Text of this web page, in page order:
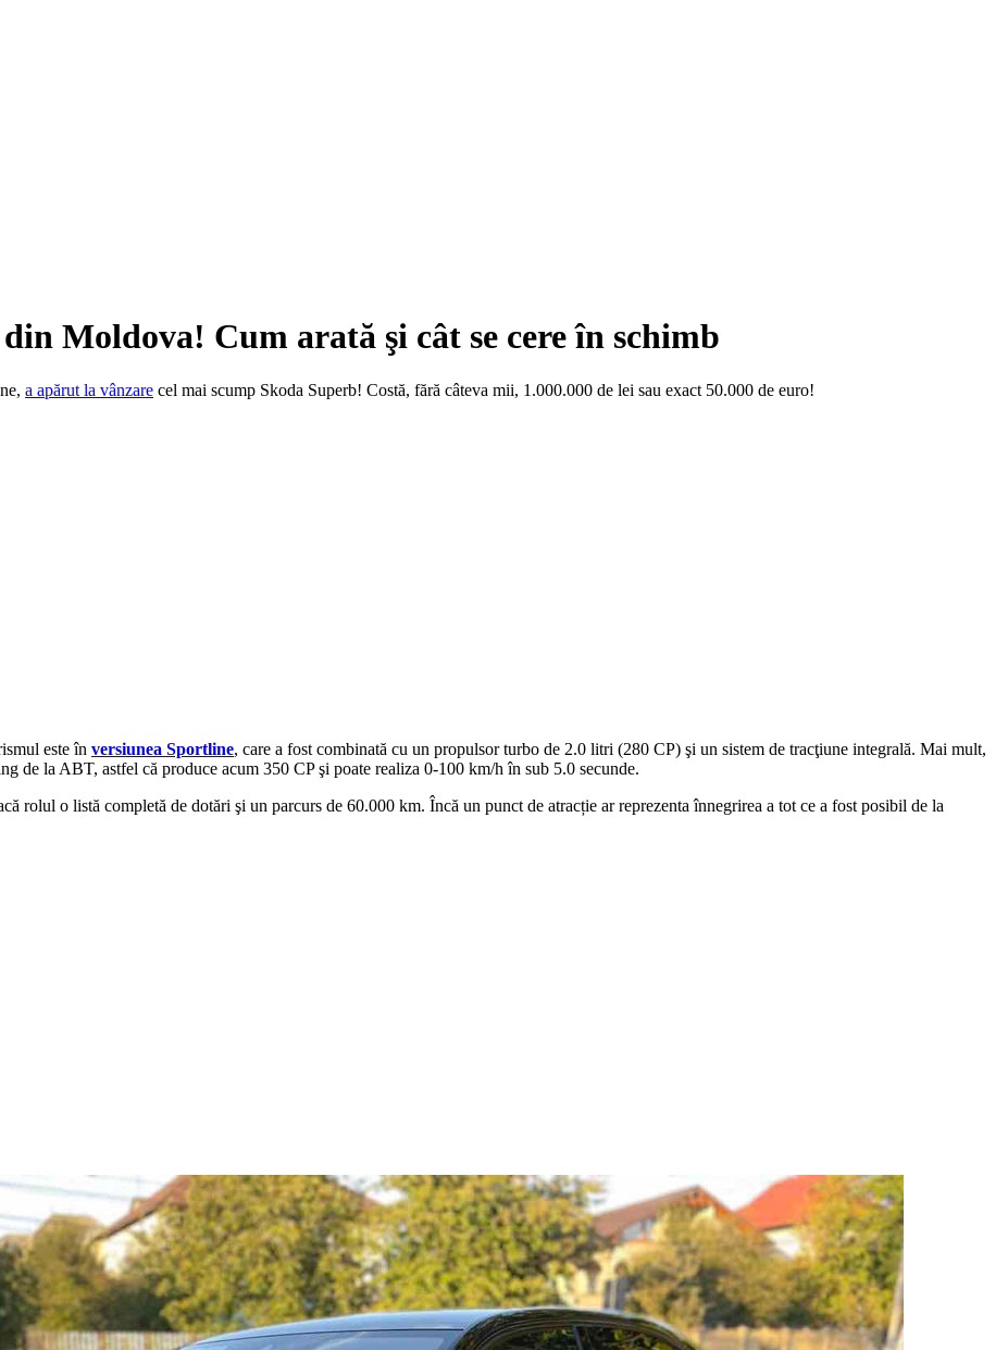
Moldova! Cum arată şi cât se cere în schimb
a apărut la vânzare cel mai scump Skoda Superb! Costă, fără câteva mii, 1.000.000 de lei sau exact 50.000 de euro!
este în versiunea Sportline, care a fost combinată cu un propulsor turbo de 2.0 litri (280 CP) şi un sistem de tracţiune integrală. Mai mult,
de la ABT, astfel că produce acum 350 CP şi poate realiza 0-100 km/h în sub 5.0 secunde.
rolul o listă completă de dotări şi un parcurs de 60.000 km. Încă un punct de atracție ar reprezenta înnegrirea a tot ce a fost posibil de la